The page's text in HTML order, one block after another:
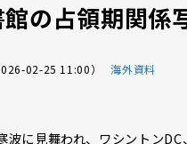
の占領期関係
02-25 11:00）
海外資料
波に見舞われ、ワシントン